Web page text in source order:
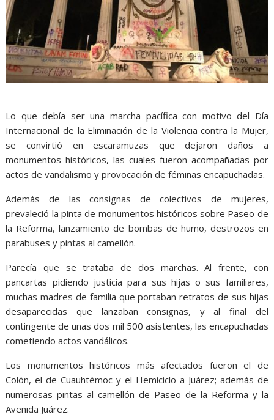
Lo que debía ser una marcha pacífica con motivo del Día
Internacional de la Eliminación de la Violencia contra la Mujer,
se convirtió en escaramuzas que dejaron daños a
monumentos históricos, las cuales fueron acompañadas por
actos de vandalismo y provocación de féminas encapuchadas.
Además de las consignas de colectivos de mujeres,
prevaleció la pinta de monumentos históricos sobre Paseo de
la Reforma, lanzamiento de bombas de humo, destrozos en
parabuses y pintas al camellón.
Parecía que se trataba de dos marchas. Al frente, con
pancartas pidiendo justicia para sus hijas o sus familiares,
muchas madres de familia que portaban retratos de sus hijas
desaparecidas que lanzaban consignas, y al final del
contingente de unas dos mil 500 asistentes, las encapuchadas
cometiendo actos vandálicos.
Los monumentos históricos más afectados fueron el de
Colón, el de Cuauhtémoc y el Hemiciclo a Juárez; además de
numerosas pintas al camellón de Paseo de la Reforma y la
Avenida Juárez.